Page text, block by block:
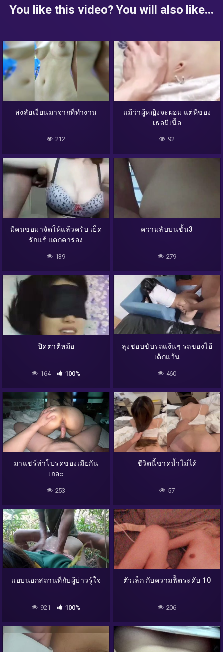
You like this video? You will also like...
ส่งสัยเงี่ยนมาจากที่ทำงาน
212
แม้ว่าผู้หญิงจะผอม แต่หีของ
เธอมีเนื้อ
92
มีคนขอมาจัดให้แล้วครับ เย็ด
รักแร้ แตกคาร่อง
139
ความลับบนชั้น3
279
ปิดตาตีหม้อ
164 100%
ลุงชอบขับรถแง้นๆ รถของไอ้
เด็กแว้น
460
มาแชร์ท่าโปรดของเมียกัน
เถอะ
253
ชีวิตนี้ขาดน้ำไม่ได้
57
แอบนอกสถานที่กับผู้บ่าวรู้ใจ
921 100%
ตัวเล็ก กับความฟิิตระดับ 10
206